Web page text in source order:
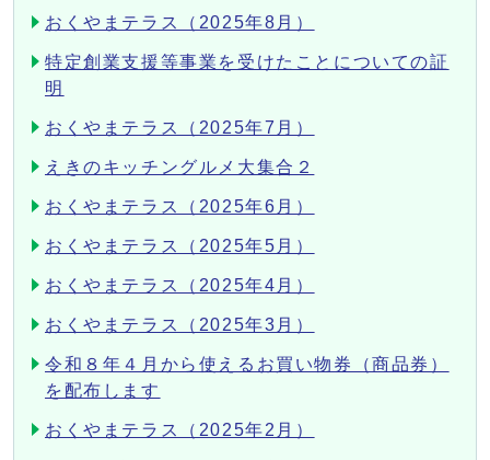
おくやまテラス（2025年8月）
特定創業支援等事業を受けたことについての証
明
おくやまテラス（2025年7月）
えきのキッチングルメ大集合２
おくやまテラス（2025年6月）
おくやまテラス（2025年5月）
おくやまテラス（2025年4月）
おくやまテラス（2025年3月）
令和８年４月から使えるお買い物券（商品券）
を配布します
おくやまテラス（2025年2月）